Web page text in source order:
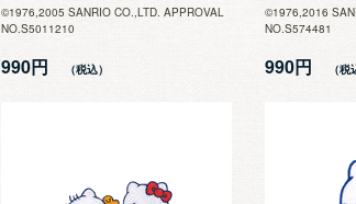
©1976,2005 SANRIO CO.,LTD. APPROVAL
NO.S5011210
990円
©1976,2016
NO.S574481
990円